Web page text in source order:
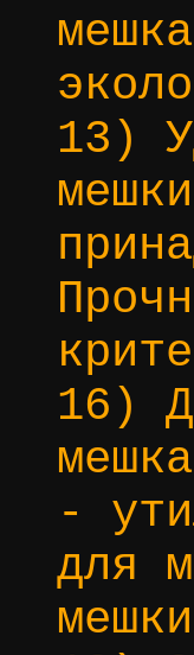
13)
16)
-
для